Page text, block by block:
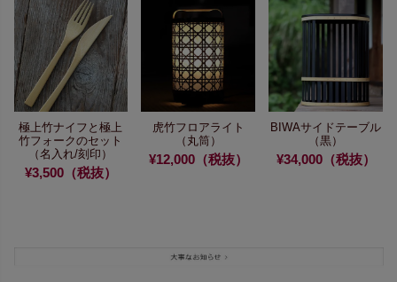
極上竹ナイフと極上
竹フォークのセット
（名入れ/刻印）
¥3,500（税抜）
虎竹フロアライト
（丸筒）
¥12,000（税抜）
BIWAサイドテーブル
（黒）
¥34,000（税抜）